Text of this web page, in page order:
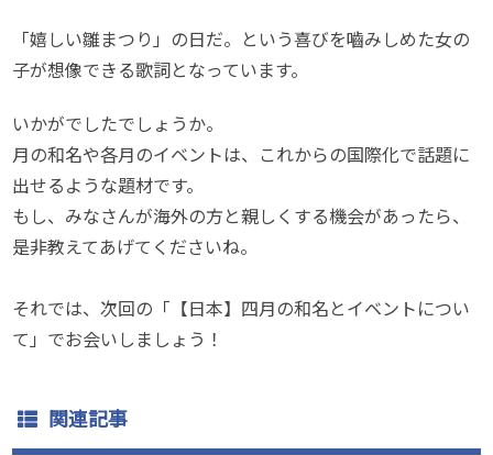
「嬉しい雛まつり」の日だ。という喜びを嚙みしめた女の
子が想像できる歌詞となっています。
いかがでしたでしょうか。
月の和名や各月のイベントは、これからの国際化で話題に
出せるような題材です。
もし、みなさんが海外の方と親しくする機会があったら、
是非教えてあげてくださいね。
それでは、次回の「【日本】四月の和名とイベントについ
て」でお会いしましょう！
関連記事